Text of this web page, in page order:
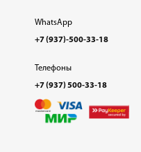
WhatsApp
+7 (937)-500-33-18
Телефоны
+7 (937) 500-33-18